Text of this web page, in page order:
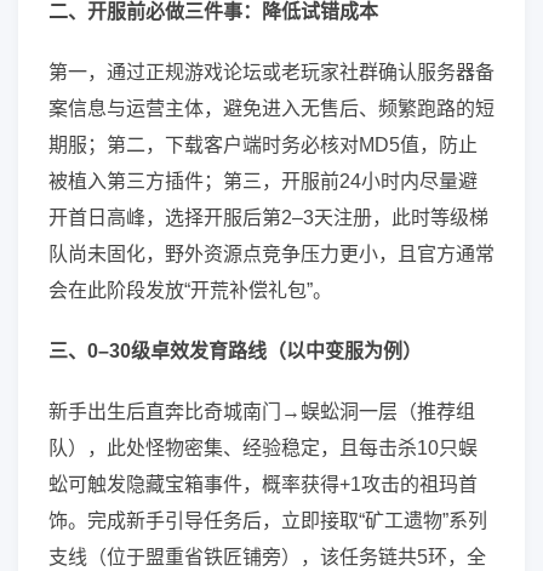
二、开服前必做三件事：降低试错成本
第一，通过正规游戏论坛或老玩家社群确认服务器备
案信息与运营主体，避免进入无售后、频繁跑路的短
期服；第二，下载客户端时务必核对MD5值，防止
被植入第三方插件；第三，开服前24小时内尽量避
开首日高峰，选择开服后第2–3天注册，此时等级梯
队尚未固化，野外资源点竞争压力更小，且官方通常
会在此阶段发放“开荒补偿礼包”。
三、0–30级卓效发育路线（以中变服为例）
新手出生后直奔比奇城南门→蜈蚣洞一层（推荐组
队），此处怪物密集、经验稳定，且每击杀10只蜈
蚣可触发隐藏宝箱事件，概率获得+1攻击的祖玛首
饰。完成新手引导任务后，立即接取“矿工遗物”系列
支线（位于盟重省铁匠铺旁），该任务链共5环，全